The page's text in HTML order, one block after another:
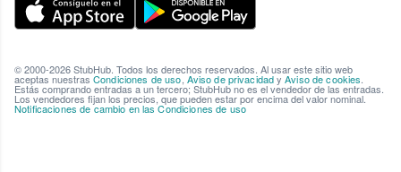
© 2000-2026 StubHub. Todos los derechos reservados. Al usar este sitio web
aceptas nuestras Condiciones de uso Aviso de privacidadyAviso de cookies
Estás comprando entradas a un tercero; StubHub no es el vendedor de las entradas.
Los vendedores fijan los precios, que pueden estar por encima del valor nominal.
Notificaciones de cambio en las Condiciones de uso